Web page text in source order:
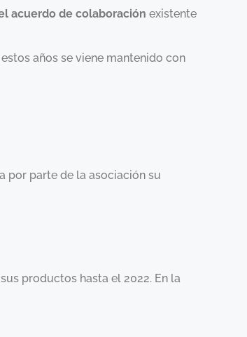
acuerdo de colaboración existente
años se viene mantenido con
por parte de la asociación su
productos hasta el 2022. En la